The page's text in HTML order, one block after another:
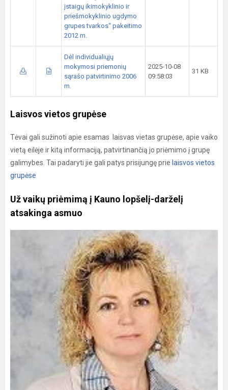
įstaigų ikimokyklinio ir
priešmokyklinio ugdymo
grupes tvarkos“ pakeitimo
2012 m.
Dėl individualiųjų
mokymosi priemonių
sąrašo patvirtinimo 2006
m.
2025-10-08
09:58:03
31 KB
Laisvos vietos grupėse
Tėvai gali sužinoti apie esamas laisvas vietas grupėse, apie vaiko
vietą eilėje ir kitą informaciją, patvirtinančią jo priėmimo į grupę
galimybes. Tai padaryti jie gali patys prisijungę prie laisvos vietos
grupėse
Už vaikų priėmimą į Kauno lopšelį-darželį
atsakinga asmuo